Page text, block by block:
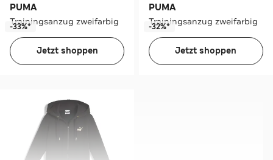
PUMA
Trainingsanzug zweifarbig
-33%*
Jetzt shoppen
PUMA
Trainingsanzug zweifarbig
-32%*
Jetzt shoppen